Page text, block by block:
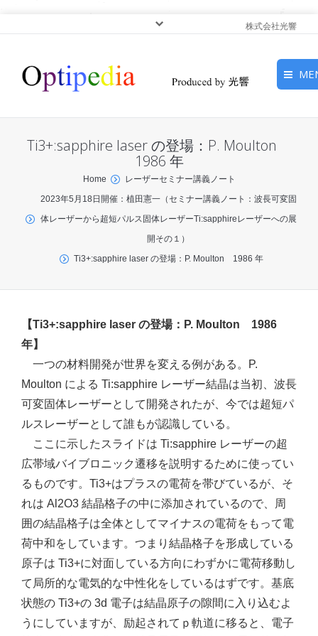
株式会社光響
ピックアップ
光応用・アプリケーショ
Ti3+:sapphire laser の登場：P. Moulton
1986 年
You are here:Home
レーザーセミナー講義ノート
2023年5月18日開催：植田憲一（セミナー講義ノート：波長可変固
体レーザーから超短パルス固体レーザーTi:sapphireレーザーへの展
開その１）
Ti3+:sapphire laser の登場：P. Moulton 1986 年
【Ti3+:sapphire laser の登場：P. Moulton 1986
年】
一つの材料開発が世界を変える例がある。P.
Moulton による Ti:sapphire レーザー結晶は当初、波長
可変固体レーザーとして開発されたが、今では超短パ
ルスレーザーとして誰もが認識している。
ここに示したスライドは Ti:sapphire レーザーの超
広帯域バイブロニック遷移を説明するために使ってい
るものです。Ti3+はプラスの電荷を帯びているが、そ
れは Al2O3 結晶格子の中に添加されているので、周
囲の結晶格子は全体としてマイナスの電荷をもって電
荷中和をしています。つまり結晶格子を形成している
原子は Ti3+に対面している方向にわずかに電荷移動し
て局所的な電気的な中性化をしているはずです。基底
状態の Ti3+の 3d 電子は結晶原子の隙間に入り込むよ
うにしていますが、励起されてｐ軌道に移ると、電子